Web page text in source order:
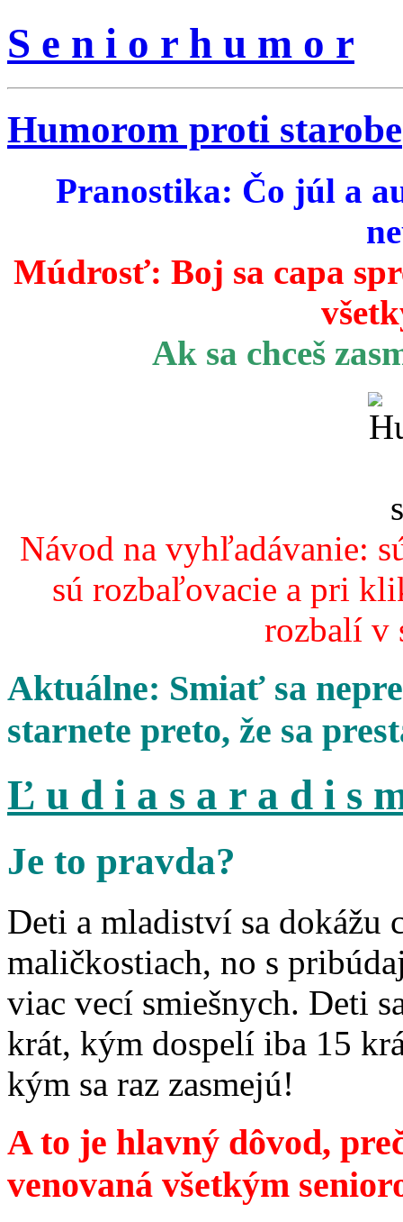
S e n i o r h u m o r
Humorom proti starobe
Pranostika: Čo júl a
Múdrosť: Boj sa capa
Ak sa chceš
Návod na vyhľadávanie:
sú rozbaľovacie a pri
rozbalí v
Aktuálne: Smiať sa
starnete preto, že sa
Ľ u d i a s a r a d i s
Je to pravda?
Deti a mladiství sa dokážu
maličkostiach, no s
viac vecí smiešnych. Deti
krát, kým dospelí iba 15
kým sa raz zasmejú!
A to je hlavný dôvod,
venovaná všetkým